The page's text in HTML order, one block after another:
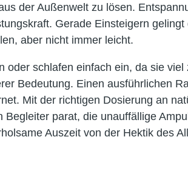
der Außenwelt zu lösen.
Gerade Einsteigern gelingt
aber nicht immer leicht.
oder schlafen einfach ein, da sie viel
Bedeutung. Einen ausführlichen
Mit der richtigen Dosierung an
parat, die unauffällige
Auszeit von der Hektik des